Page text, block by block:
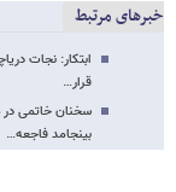
خبرهای مرتبط
ابتکار: نجات
قرار…
سخنان خاتمی در
بینجامد فاجعه…